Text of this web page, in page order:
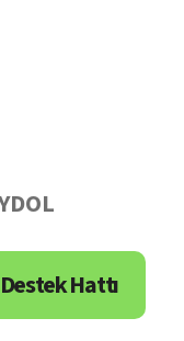
Hattı